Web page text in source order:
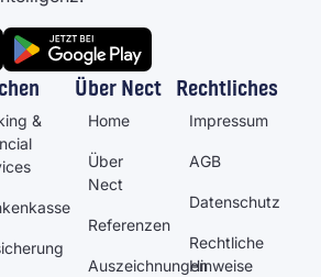
&
Über Nect
Home
Über
Nect
Referenzen
Auszeichnungen
Rechtliches
Impressum
AGB
Datenschutz
Rechtliche
Hinweise